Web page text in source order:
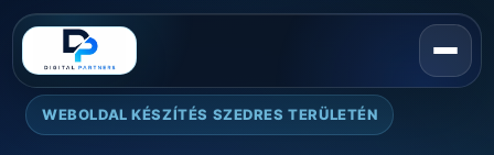
WEBOLDAL KÉSZÍTÉS SZEDRES TERÜLETÉN